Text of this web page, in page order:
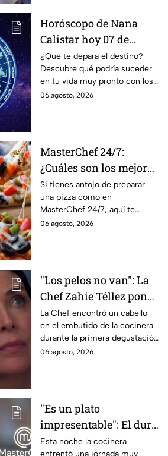
Horóscopo de Nana
Calistar hoy 07 de
agosto; estos signos
podrían dejar de estar
solteros más pronto de
lo que imaginan y
¿Qué te depara el destino?
Descubre qué podría suceder
en tu vida muy pronto con los
horóscopos de Nana Calistar;
06 agosto, 2026
MasterChef 24/7:
¿Cuáles son los mejores
quesos para preparar
pizza en casa?
Si tienes antojo de preparar
una pizza como en
MasterChef 24/7, aquí te
contamos todo lo que debes
06 agosto, 2026
"Los pelos no van": La
Chef Zahie Téllez pone
en evidencia a Carmen
en la gala de mandiles
negros de MasterChef
24/7
La Chef encontró un cabello
en el embutido de la cocinera
durante la primera degustación
de la noche
06 agosto, 2026
"Es un plato
impresentable": El duro
regaño que hizo llorar a
Esta noche la cocinera